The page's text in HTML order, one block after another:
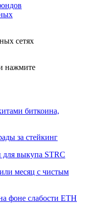
сетях
нажмите
биткоина,
за стейкинг
для выкупа STRC
месяц с чистым
фоне слабости ETH